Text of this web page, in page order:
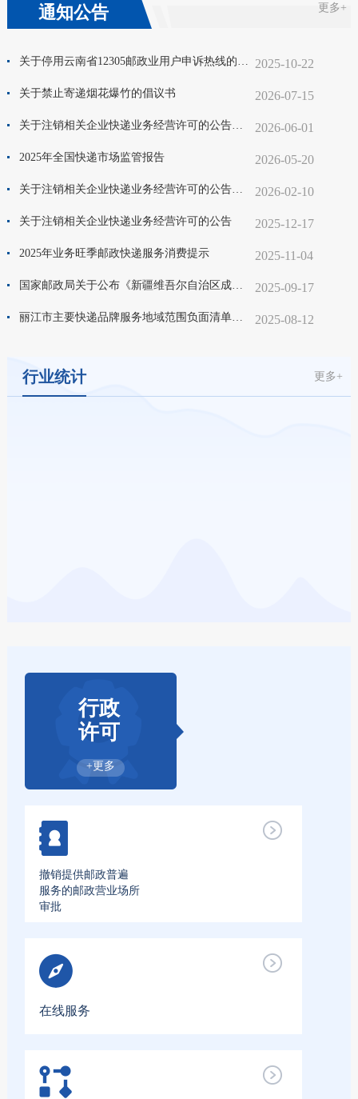
通知公告 更多+
关于停用云南省12305邮政业用户申诉热线的公告 2025-10-22
关于禁止寄递烟花爆竹的倡议书 2026-07-15
关于注销相关企业快递业务经营许可的公告（2026年2号） 2026-06-01
2025年全国快递市场监管报告 2026-05-20
关于注销相关企业快递业务经营许可的公告（2026年1号） 2026-02-10
关于注销相关企业快递业务经营许可的公告 2025-12-17
2025年业务旺季邮政快递服务消费提示 2025-11-04
国家邮政局关于公布《新疆维吾尔自治区成立七十周年》纪念邮票计划发行数量及仿印审批目录的通告 2025-09-17
丽江市主要快递品牌服务地域范围负面清单公告 2025-08-12
行业统计 更多+
行政
许可
+更多
撤销提供邮政普遍
服务的邮政营业场所
审批
在线服务